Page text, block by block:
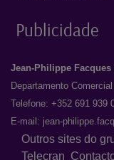
Publicidade
Jean-Philippe Facques
Departamento Comercial
Telefone: +352 691 939
E-mail: jean-
Outros sites do
Telecran